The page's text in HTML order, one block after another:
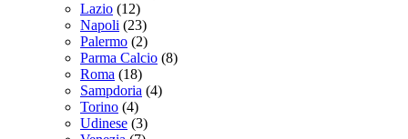
Lazio (12)
Napoli (23)
Palermo (2)
Parma Calcio (8)
Roma (18)
Sampdoria (4)
Torino (4)
Udinese (3)